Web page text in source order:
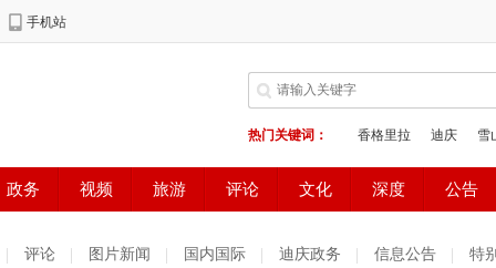
评论 图片新闻 国内国际 迪庆政务 信息公告 特